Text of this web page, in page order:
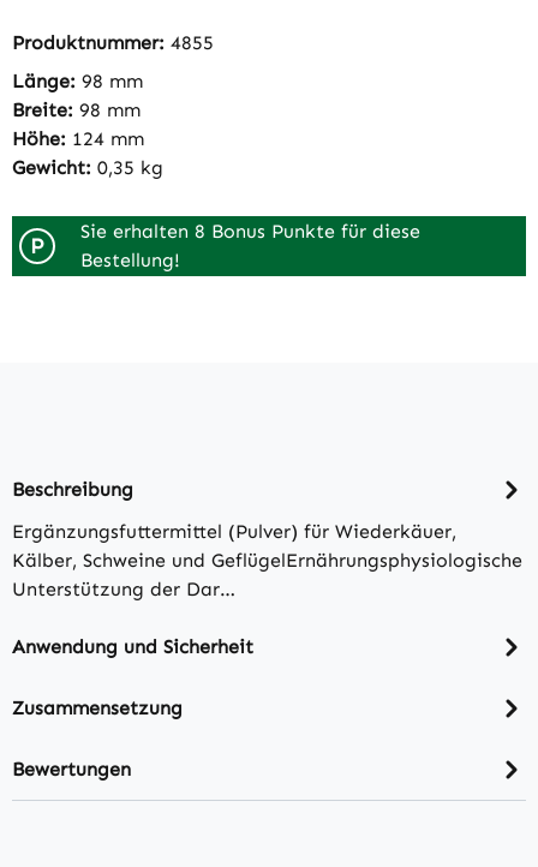
Produktnummer: 4855
Länge: 98 mm
Breite: 98 mm
Höhe: 124 mm
Gewicht: 0,35 kg
P
Sie erhalten 8 Bonus Punkte für diese
Bestellung!
Beschreibung
Ergänzungsfuttermittel (Pulver) für Wiederkäuer,
Kälber, Schweine und GeflügelErnährungsphysiologische
Unterstützung der Dar…
Anwendung und Sicherheit
Zusammensetzung
Bewertungen